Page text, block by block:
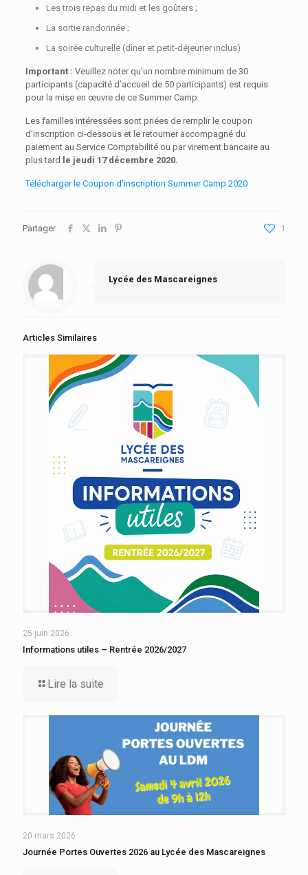
Les trois repas du midi et les goûters ;
La sortie randonnée ;
La soirée culturelle (dîner et petit-déjeuner inclus)​
Important : Veuillez noter qu’un nombre minimum de 30
participants (capacité d’accueil de 50 participants) est requis
pour la mise en œuvre de ce Summer Camp.
Les familles intéressées sont priées de remplir le coupon
d’inscription ci-dessous et le retourner accompagné du
paiement au Service Comptabilité ou par virement bancaire au
plus tard
le jeudi 17 décembre 2020.
Télécharger le Coupon d’inscription Summer Camp 2020
Partager 1
Lycée des Mascareignes
Articles Similaires
25 juin 2026
Informations utiles – Rentrée 2026/2027
Lire la suite
20 mars 2026
Journée Portes Ouvertes 2026 au Lycée des Mascareignes